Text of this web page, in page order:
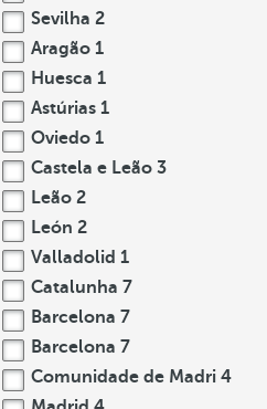
Sevilha 2
Aragão 1
Huesca 1
Astúrias 1
Oviedo 1
Castela e Leão 3
Leão 2
León 2
Valladolid 1
Catalunha 7
Barcelona 7
Barcelona 7
Comunidade de Madri 4